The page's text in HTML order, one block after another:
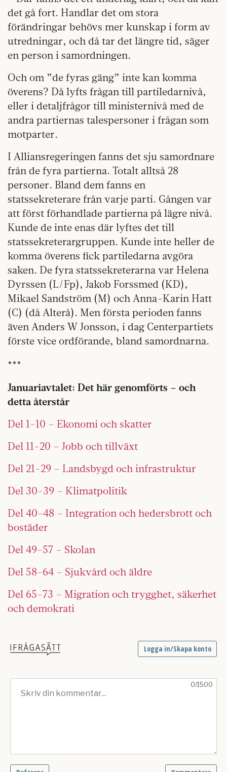
det gå fort. Handlar det om stora
förändringar behövs mer kunskap i form av
utredningar, och då tar det längre tid, säger
en person i samordningen.
Och om ”de fyras gäng” inte kan komma
överens? Då lyfts frågan till partiledarnivå,
eller i detaljfrågor till ministernivå med de
andra partiernas talespersoner i frågan som
motparter.
I Alliansregeringen fanns det sju samordnare
från de fyra partierna. Totalt alltså 28
personer. Bland dem fanns en
statssekreterare från varje parti. Gången var
att först förhandlade partierna på lägre nivå.
Kunde de inte enas där lyftes det till
statssekreterargruppen. Kunde inte heller de
komma överens fick partiledarna avgöra
saken. De fyra statssekreterarna var Helena
Dyrssen (L/Fp), Jakob Forssmed (KD),
Mikael Sandström (M) och Anna-Karin Hatt
(C) (då Alterå). Men första perioden fanns
även Anders W Jonsson, i dag Centerpartiets
förste vice ordförande, bland samordnarna.
***
Januariavtalet: Det här genomförts – och
detta återstår
Del 1-10 – Ekonomi och skatter
Del 11-20 – Jobb och tillväxt
Del 21-29 – Landsbygd och infrastruktur
Del 30-39 – Klimatpolitik
Del 40-48 – Integration och hedersbrott och
bostäder
Del 49-57 – Skolan
Del 58-64 – Sjukvård och äldre
Del 65-73 – Migration och trygghet, säkerhet
och demokrati